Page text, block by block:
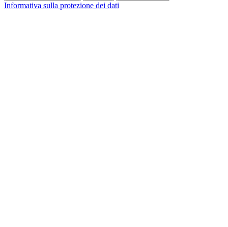
Informativa sulla protezione dei dati